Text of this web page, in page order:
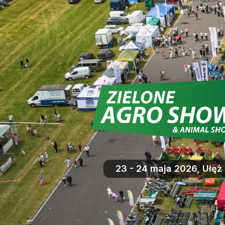
23 - 24 maja 2026, Ułęż